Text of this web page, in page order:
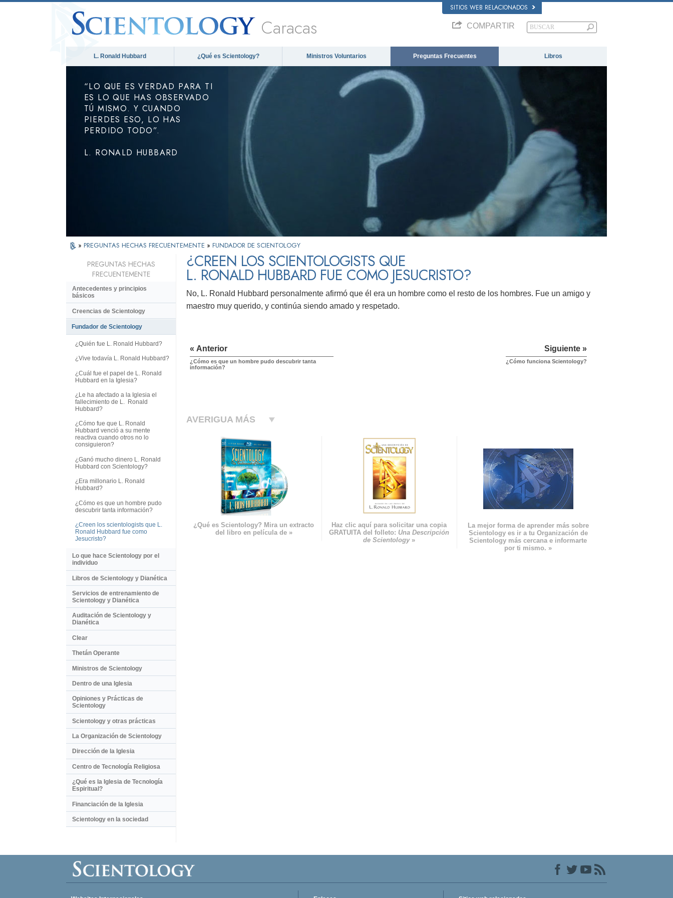
SITIOS WEB RELACIONADOS
Caracas COMPARTIR
L. Ronald Hubbard ¿Qué es Scientology? Ministros Voluntarios Preguntas Frecuentes Libros
“LO QUE ES VERDAD PARA TI
ES LO QUE HAS OBSERVADO
TÚ MISMO. Y CUANDO
PIERDES ESO, LO HAS
PERDIDO TODO”.
L. RONALD HUBBARD
» PREGUNTAS HECHAS FRECUENTEMENTE » FUNDADOR DE SCIENTOLOGY
¿CREEN LOS SCIENTOLOGISTS QUE
L. RONALD HUBBARD FUE COMO JESUCRISTO?
No, L. Ronald Hubbard personalmente afirmó que él era un hombre como el resto de los hombres. Fue un amigo y
maestro muy querido, y continúa siendo amado y respetado.
« Anterior
¿Cómo es que un hombre pudo descubrir tanta
información?
Siguiente »
¿Cómo funciona Scientology?
AVERIGUA MÁS
¿Qué es Scientology? Mira un extracto
del libro en película de »
Haz clic aquí para solicitar una copia
GRATUITA del folleto: Una Descripción
de Scientology»
La mejor forma de aprender más sobre
Scientology es ir a tu Organización de
Scientology más cercana e informarte
por ti mismo. »
PREGUNTAS HECHAS
FRECUENTEMENTE
Antecedentes y principios
básicos
Creencias de Scientology
Fundador de Scientology
¿Quién fue L. Ronald Hubbard?
¿Vive todavía L. Ronald Hubbard?
¿Cuál fue el papel de L. Ronald
Hubbard en la Iglesia?
¿Le ha afectado a la Iglesia el
fallecimiento de L. Ronald
Hubbard?
¿Cómo fue que L. Ronald
Hubbard venció a su mente
reactiva cuando otros no lo
consiguieron?
¿Ganó mucho dinero L. Ronald
Hubbard con Scientology?
¿Era millonario L. Ronald
Hubbard?
¿Cómo es que un hombre pudo
descubrir tanta información?
¿Creen los scientologists que L.
Ronald Hubbard fue como
Jesucristo?
Lo que hace Scientology por el
individuo
Libros de Scientology y Dianética
Servicios de entrenamiento de
Scientology y Dianética
Auditación de Scientology y
Dianética
Clear
Thetán Operante
Ministros de Scientology
Dentro de una Iglesia
Opiniones y Prácticas de
Scientology
Scientology y otras prácticas
La Organización de Scientology
Dirección de la Iglesia
Centro de Tecnología Religiosa
¿Qué es la Iglesia de Tecnología
Espiritual?
Financiación de la Iglesia
Scientology en la sociedad